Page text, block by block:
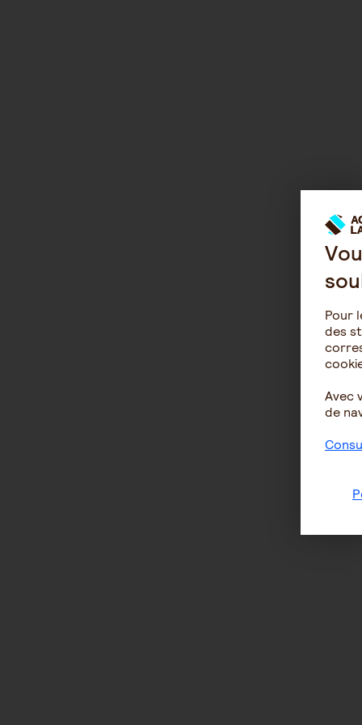
Pour
des
Avec
de